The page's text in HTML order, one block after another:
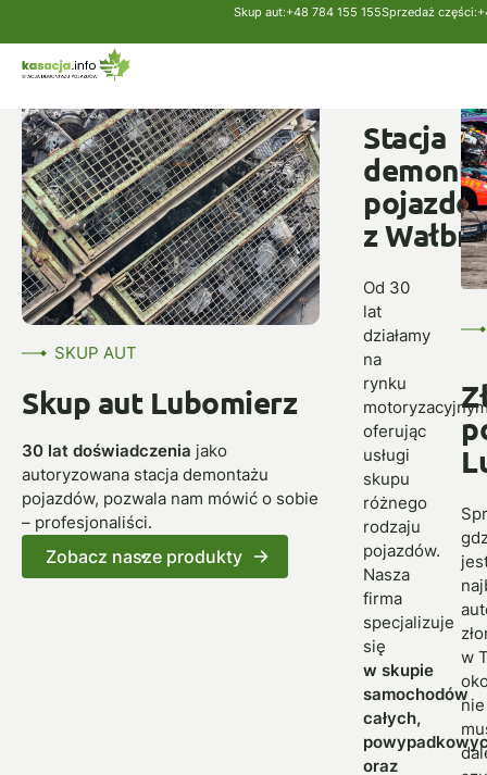
Skup aut:+48 784 155 155Sprzedaż części:
Skup aut Lubomierz
SKUP AUT
Skup aut Lubomierz
30 lat doświadczenia jako
autoryzowana stacja demontażu
pojazdów, pozwala nam mówić o sobie
– profesjonaliści.
Zobacz nasze produkty
Stacja
z
Od 30
lat
działamy
na
rynku
oferując
usługi
skupu
różnego
rodzaju
pojazdów.
Nasza
firma
specjalizuje
się
w skupie
samochodów
całych,
oraz
w
nie